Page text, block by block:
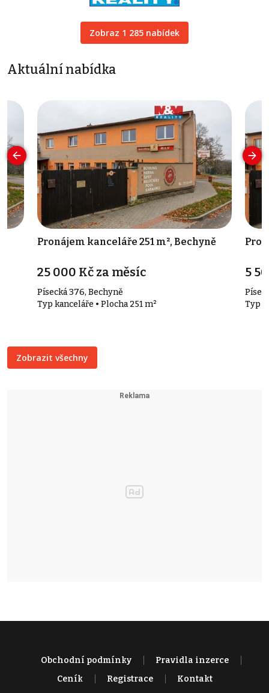
Zobraz 1 285 nabídek
Aktuální nabídka
Pronájem kanceláře 251 m², Bechyně
25 000 Kč za měsíc
Písecká 376, Bechyně
Typ kanceláře • Plocha 251 m²
5
Typ
Zobrazit všechny
Obchodní podmínky
Pravidla inzerce
Ceník
Registrace Kontakt